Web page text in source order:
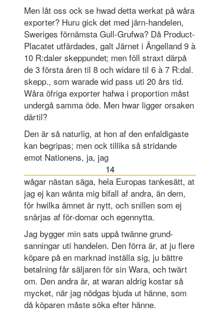
Men låt oss ock se hwad detta werkat på wåra
exporter? Huru gick det med järn-handelen,
Sweriges förnämsta Gull-Grufwa? Då Product-
Placatet utfärdades, galt Järnet i Ängelland 9 à
10 R:daler skeppundet; men föll straxt därpå
de 3 första åren til 8 och widare til 6 à 7 R:dal.
skepp., som warade wid pass uti 20 års tid.
Wåra öfriga exporter hafwa i proportion måst
undergå samma öde. Men hwar ligger orsaken
därtil?
Den är så naturlig, at hon af den enfaldigaste
kan begripas; men ock til­lika så stridande
emot Nationens, ja, jag
14
wågar nästan säga, hela Europas tankesätt, at
jag ej kan wänta mig bifall af andra, än dem,
för hwilka ämnet är nytt, och snillen som ej
snärjas af för-domar och egennytta.
Jag bygger min sats uppå twänne grund-
sanningar uti handelen. Den förra är, at ju flere
köpare på en marknad inställa sig, ju bättre
betalning får säljaren för sin Wara, och twärt
om. Den andra är, at waran aldrig kostar så
mycket, när jag nödgas bjuda ut hänne, som
då köparen måste söka efter hänne.